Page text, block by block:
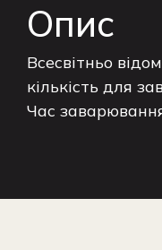
Опис
Всесвітньо
кількість для
Час